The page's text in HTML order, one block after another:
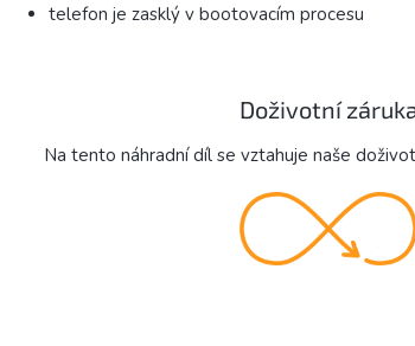
telefon je zasklý v bootovacím procesu
Doživotní
Na tento náhradní díl se vztahuje naše